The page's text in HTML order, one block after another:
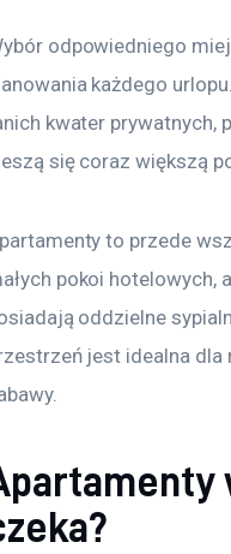
odpowiedniego
każdego
kwater prywatnych,
się coraz większą
to przede
pokoi
oddzielne
jest idealna